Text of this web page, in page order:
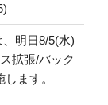
、明日8/5(水)
拡張/バック
ます。